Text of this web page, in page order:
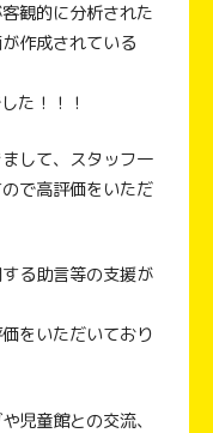
観的に分析された
作成されている
た！！！
して、スタッフ一
で高評価をいただ
る助言等の支援が
をいただいており
児童館との交流、